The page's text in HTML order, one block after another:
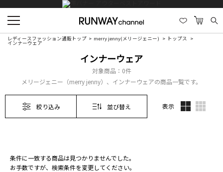
レディースファッション通販トップ merry jenny(メリージェニー) トップス
インナーウェア
インナーウェア
対象商品： 0件
メリージェニー（merry jenny）、インナーウェアの商品一覧です。
絞り込み 並び替え 表示
条件に一致する商品は見つかりませんでした。
お手数ですが、検索条件を変更してください。